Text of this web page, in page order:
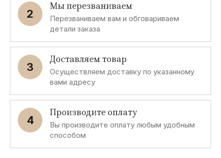
2
Мы перезваниваем
Перезваниваем вам и обговариваем
детали заказа
3
Доставляем товар
Осуществляем доставку по указанному
вами адресу
4
Производите оплату
Вы производите оплату любым удобным
способом